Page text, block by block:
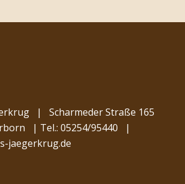
|
Scharmeder Straße 165
| Tel.: 05254/95440
|
jaegerkrug.de